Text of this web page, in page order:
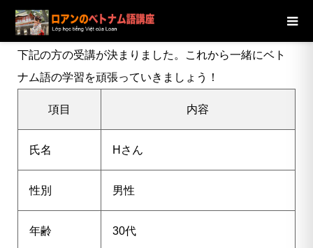
ブログ
ました
下記の方の受講が決まりました。これから一緒にベト
ナム語の学習を頑張っていきましょう！
項目 内容
氏名 H さん
性別 男性
年齢 30代